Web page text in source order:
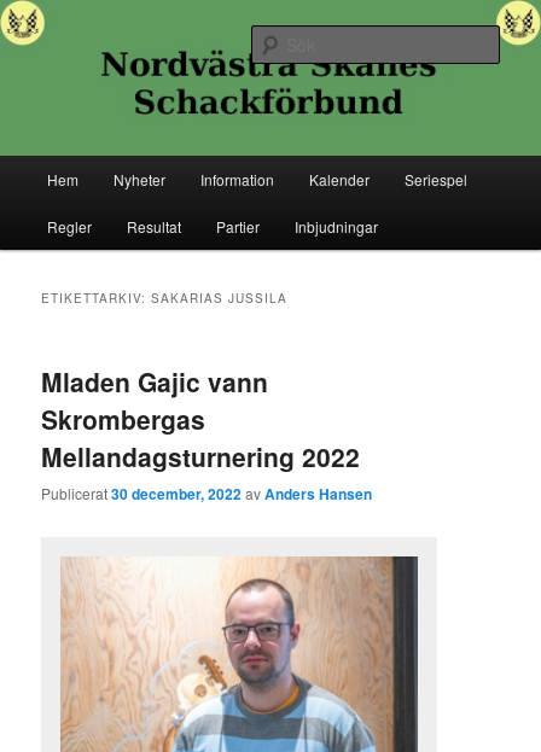
Hoppa
till
Hoppa
till
Nordvästra Skånes Schackförbund
Senaste nytt ifrån Nordvästra Skånes Schackförbund
Sök
Hem Nyheter Information Kalender Seriespel
Regler Resultat Partier Inbjudningar
ETIKETTARKIV:SAKARIAS JUSSILA
Mladen Gajic vann
Skrombergas
Mellandagsturnering 2022
Publicerat30 december, 2022avAnders Hansen